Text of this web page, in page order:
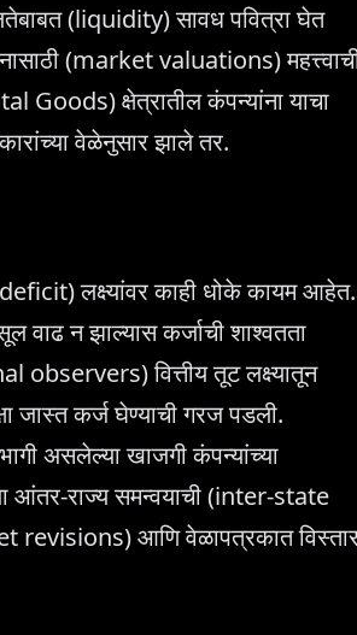
(liquidity) सावध पवित्रा घेत
(market valuations)
क्षेत्रातील कंपन्यांना याचा
वेळेनुसार झाले तर.
लक्ष्यांवर काही धोके कायम आहेत.
वाढ न झाल्यास कर्जाची शाश्वतता
वित्तीय तूट लक्ष्यातून
जास्त कर्ज घेण्याची गरज पडली.
असलेल्या खाजगी कंपन्यांच्या
आंतर-राज्य समन्वयाची (inter-state
revisions) आणि वेळापत्रकात